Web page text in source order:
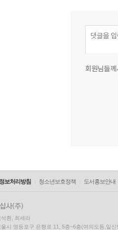
회원님들
보처리방침 청소년보호정책 도서홍보안내
환, 최세라
울시 영등포구 은행로 11, 5층~6층(여의도동,일신